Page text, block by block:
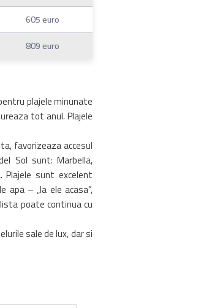
605 euro
809 euro
plajele minunate
tot anul. Plajele
favorizeaza accesul
Sol sunt: Marbella,
Plajele sunt excelent
– „la ele acasa”,
poate continua cu
sale de lux, dar si